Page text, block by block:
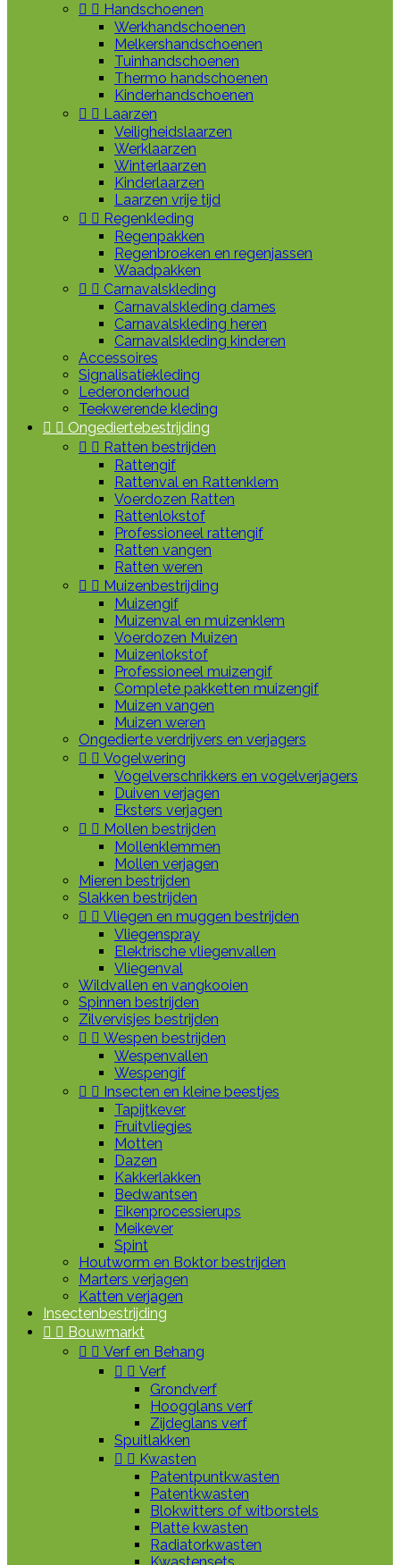
  Handschoenen
Werkhandschoenen
Melkershandschoenen
Tuinhandschoenen
Thermo handschoenen
Kinderhandschoenen
  Laarzen
Veiligheidslaarzen
Werklaarzen
Winterlaarzen
Kinderlaarzen
Laarzen vrije tijd
  Regenkleding
Regenpakken
Regenbroeken en regenjassen
Waadpakken
  Carnavalskleding
Carnavalskleding dames
Carnavalskleding heren
Carnavalskleding kinderen
Accessoires
Signalisatiekleding
Lederonderhoud
Teekwerende kleding
  Ongediertebestrijding
  Ratten bestrijden
Rattengif
Rattenval en Rattenklem
Voerdozen Ratten
Rattenlokstof
Professioneel rattengif
Ratten vangen
Ratten weren
  Muizenbestrijding
Muizengif
Muizenval en muizenklem
Voerdozen Muizen
Muizenlokstof
Professioneel muizengif
Complete pakketten muizengif
Muizen vangen
Muizen weren
Ongedierte verdrijvers en verjagers
  Vogelwering
Vogelverschrikkers en vogelverjagers
Duiven verjagen
Eksters verjagen
  Mollen bestrijden
Mollenklemmen
Mollen verjagen
Mieren bestrijden
Slakken bestrijden
  Vliegen en muggen bestrijden
Vliegenspray
Elektrische vliegenvallen
Vliegenval
Wildvallen en vangkooien
Spinnen bestrijden
Zilvervisjes bestrijden
  Wespen bestrijden
Wespenvallen
Wespengif
  Insecten en kleine beestjes
Tapijtkever
Fruitvliegjes
Motten
Dazen
Kakkerlakken
Bedwantsen
Eikenprocessierups
Meikever
Spint
Houtworm en Boktor bestrijden
Marters verjagen
Katten verjagen
Insectenbestrijding
  Bouwmarkt
  Verf en Behang
  Verf
Grondverf
Hoogglans verf
Zijdeglans verf
Spuitlakken
  Kwasten
Patentpuntkwasten
Patentkwasten
Blokwitters of witborstels
Platte kwasten
Radiatorkwasten